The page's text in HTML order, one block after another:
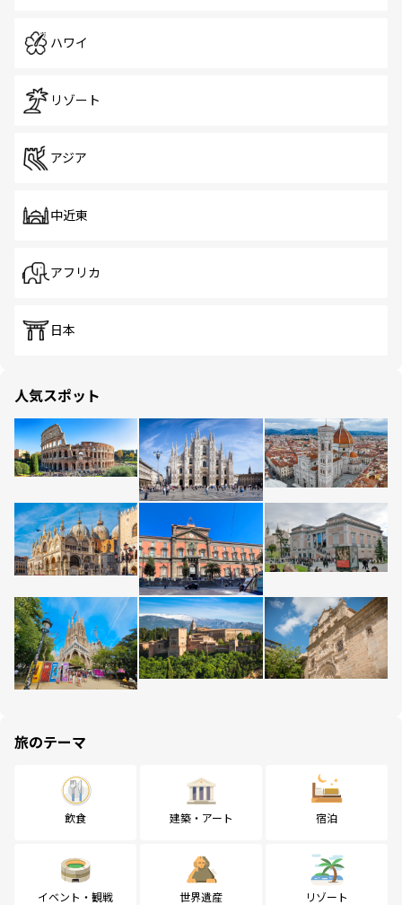
ハワイ
リゾート
アジア
中近東
アフリカ
日本
人気スポット
旅のテーマ
飲食 建築・アート 宿泊
イベント・観戦 世界遺産 リゾート